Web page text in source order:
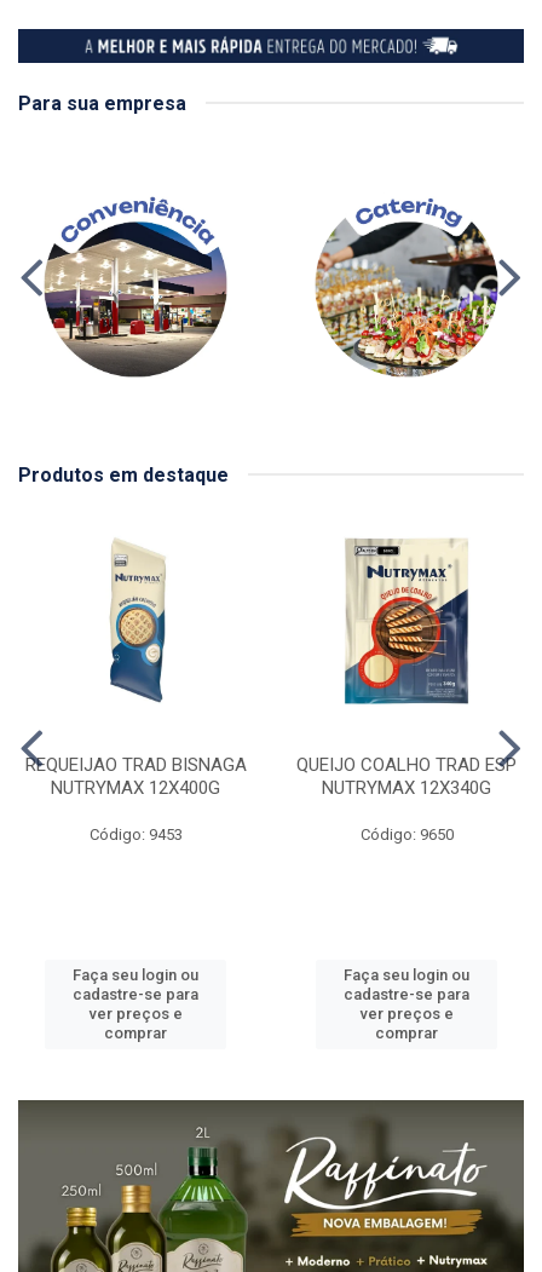
Para sua empresa
Produtos em destaque
REQUEIJAO TRAD BISNAGA
NUTRYMAX 12X400G
Código: 9453
Faça seu login ou
cadastre-se para
ver preços e
comprar
QUEIJO COALHO TRAD ESP
NUTRYMAX 12X340G
Código: 9650
Faça seu login ou
cadastre-se para
ver preços e
comprar